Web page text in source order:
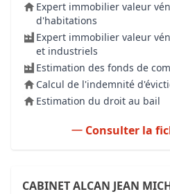
Expert immobilier valeur
d'habitations
Expert immobilier valeur
et industriels
Estimation des fonds de
Calcul de l'indemnité
Estimation du droit au bail
Consulter la
CABINET ALCAN JEAN